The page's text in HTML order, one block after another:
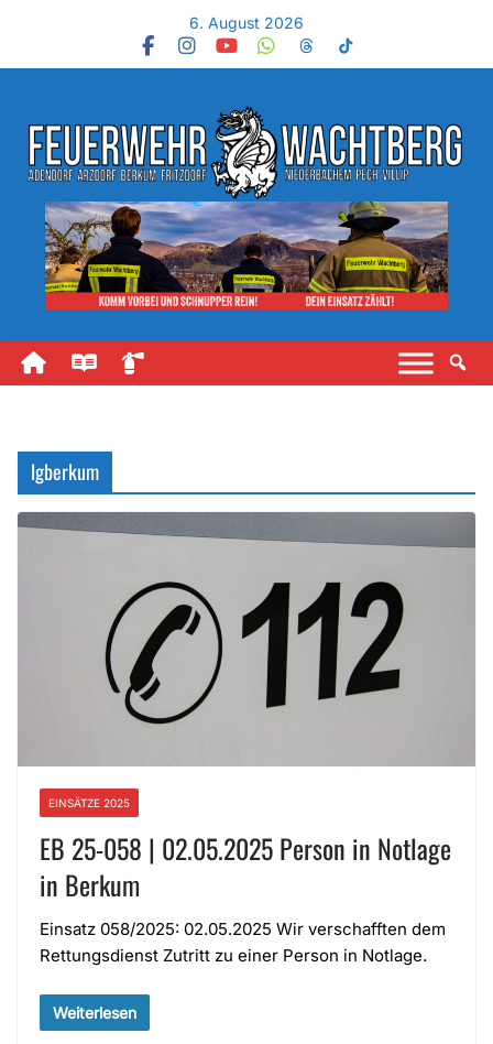
6. August 2026
lgberkum
EINSÄTZE 2025
EB 25-058 | 02.05.2025 Person in Notlage
in Berkum
Einsatz 058/2025: 02.05.2025 Wir verschafften dem
Rettungsdienst Zutritt zu einer Person in Notlage.
Weiterlesen